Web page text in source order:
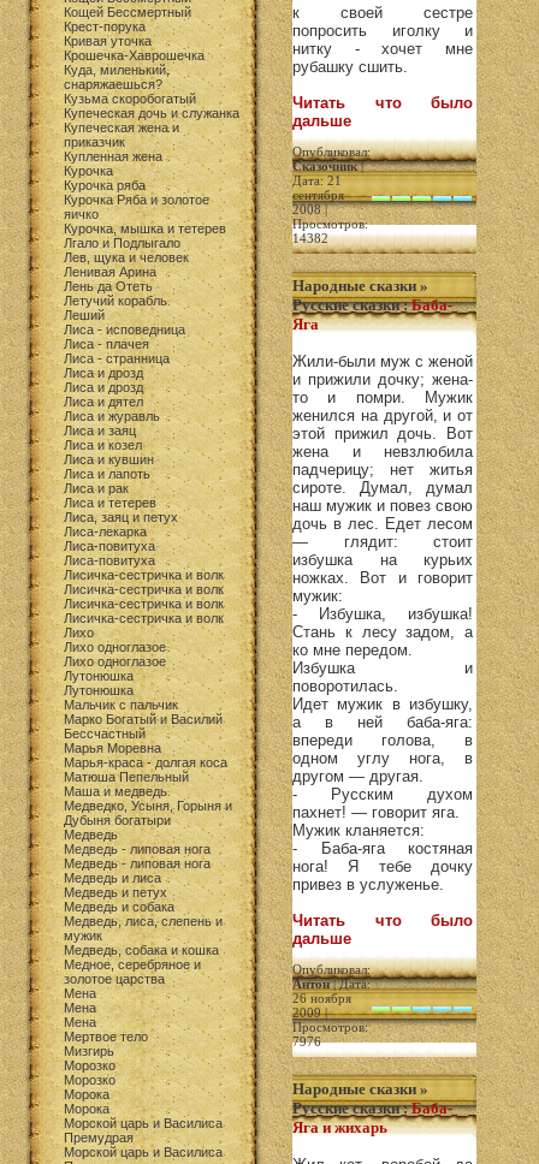
Кощей Бессмертный
Крест-порука
Кривая уточка
Крошечка-Хаврошечка
Куда, миленький,
снаряжаешься?
Кузьма скоробогатый
Купеческая дочь и служанка
Купеческая жена и
приказчик
Купленная жена
Курочка
Курочка ряба
Курочка Ряба и золотое
яичко
Курочка, мышка и тетерев
Лгало и Подлыгало
Лев, щука и человек
Ленивая Арина
Лень да Отеть
Летучий корабль
Леший
Лиса - исповедница
Лиса - плачея
Лиса - странница
Лиса и дрозд
Лиса и дрозд
Лиса и дятел
Лиса и журавль
Лиса и заяц
Лиса и козел
Лиса и кувшин
Лиса и лапоть
Лиса и рак
Лиса и тетерев
Лиса, заяц и петух
Лиса-лекарка
Лиса-повитуха
Лиса-повитуха
Лисичка-сестричка и волк
Лисичка-сестричка и волк
Лисичка-сестричка и волк
Лисичка-сестричка и волк
Лихо
Лихо одноглазое
Лихо одноглазое
Лутонюшка
Лутонюшка
Мальчик с пальчик
Марко Богатый и Василий
Бессчастный
Марья Моревна
Марья-краса - долгая коса
Матюша Пепельный
Маша и медведь
Медведко, Усыня, Горыня и
Дубыня богатыри
Медведь
Медведь - липовая нога
Медведь - липовая нога
Медведь и лиса
Медведь и петух
Медведь и собака
Медведь, лиса, слепень и
мужик
Медведь, собака и кошка
Медное, серебряное и
золотое царства
Мена
Мена
Мена
Мертвое тело
Мизгирь
Морозко
Морозко
Морока
Морока
Морской царь и Василиса
Премудрая
Морской царь и Василиса
к своей сестре
попросить иголку и
нитку - хочет мне
рубашку сшить.
Читать что было
дальше
Опубликовал:
Сказочник|
Дата: 21
сентября
2008 |
Просмотров:
14382
Народные сказки »
Русские сказки:Баба-
Яга
Жили-были муж с женой
и прижили дочку; жена-
то и помри. Мужик
женился на другой, и от
этой прижил дочь. Вот
жена и невзлюбила
падчерицу; нет житья
сироте. Думал, думал
наш мужик и повез свою
дочь в лес. Едет лесом
— глядит: стоит
избушка на курьих
ножках. Вот и говорит
мужик:
- Избушка, избушка!
Стань к лесу задом, а
ко мне передом.
Избушка и
поворотилась.
Идет мужик в избушку,
а в ней баба-яга:
впереди голова, в
одном углу нога, в
другом — другая.
- Русским духом
пахнет! — говорит яга.
Мужик кланяется:
- Баба-яга костяная
нога! Я тебе дочку
привез в услуженье.
Читать что было
дальше
Опубликовал:
Антон| Дата:
26 ноября
2009 |
Просмотров:
7976
Народные сказки »
Русские сказки:Баба-
Яга и жихарь